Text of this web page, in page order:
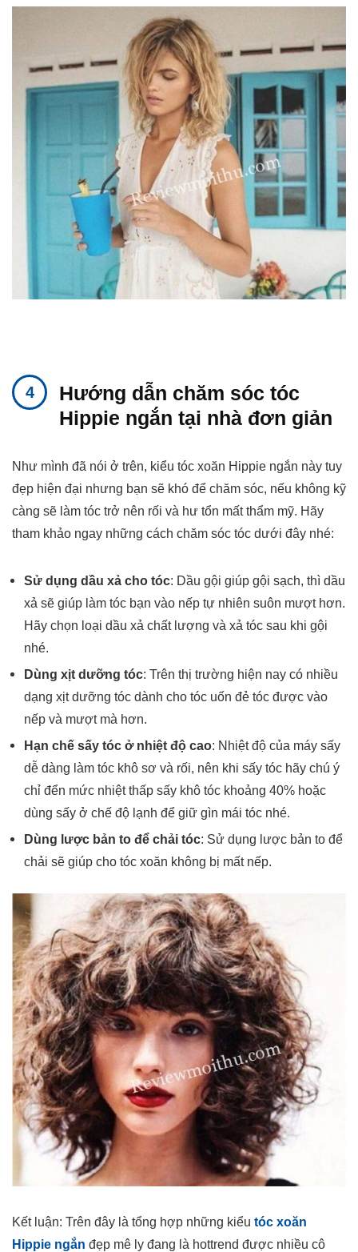
Hướng dẫn chăm sóc tóc
Hippie ngắn tại nhà đơn giản
Như mình đã nói ở trên, kiểu tóc xoăn Hippie ngắn này tuy
đẹp hiện đại nhưng bạn sẽ khó để chăm sóc, nếu không kỹ
càng sẽ làm tóc trở nên rối và hư tổn mất thẩm mỹ. Hãy
tham khảo ngay những cách chăm sóc tóc dưới đây nhé:
Sử dụng dầu xả cho tóc: Dầu gội giúp gội sạch, thì dầu
xả sẽ giúp làm tóc bạn vào nếp tự nhiên suôn mượt hơn.
Hãy chọn loại dầu xả chất lượng và xả tóc sau khi gội
nhé.
Dùng xịt dưỡng tóc: Trên thị trường hiện nay có nhiều
dạng xịt dưỡng tóc dành cho tóc uốn đẻ tóc được vào
nếp và mượt mà hơn.
Hạn chế sấy tóc ở nhiệt độ cao: Nhiệt độ của máy sấy
dễ dàng làm tóc khô sơ và rối, nên khi sấy tóc hãy chú ý
chỉ đển mức nhiệt thấp sấy khô tóc khoảng 40% hoặc
dùng sấy ở chế độ lạnh để giữ gìn mái tóc nhé.
Dùng lược bản to để chải tóc: Sử dụng lược bản to để
chải sẽ giúp cho tóc xoăn không bị mất nếp.
Kết luận: Trên đây là tổng hợp những kiểu tóc xoăn
Hippie ngắn đẹp mê ly đang là hottrend được nhiều cô